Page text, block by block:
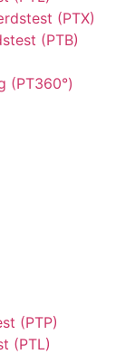
(PTX)
(PTB)
(PT360°)
(PTP)
(PTL)